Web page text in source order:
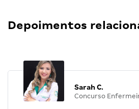
Depoimentos
Sarah C.
Concurso